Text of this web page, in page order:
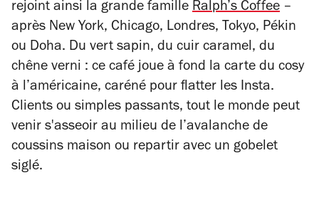
rejoint ainsi la grande famille Ralph’s Coffee –
après New York, Chicago, Londres, Tokyo, Pékin
ou Doha. Du vert sapin, du cuir caramel, du
chêne verni : ce café joue à fond la carte du cosy
à l’américaine, caréné pour flatter les Insta.
Clients ou simples passants, tout le monde peut
venir s'asseoir au milieu de l’avalanche de
coussins maison ou repartir avec un gobelet
siglé.